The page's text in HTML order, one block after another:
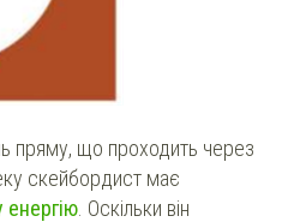
пряму, що проходить через
скейбордист має
енергію . Оскільки він